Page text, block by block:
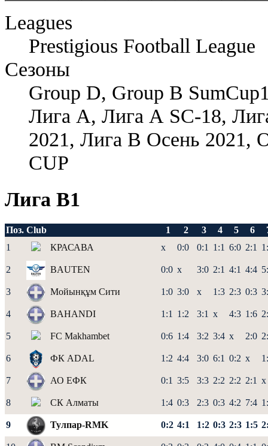
Leagues
Prestigious Football League
Сезоны
Group D, Group B
Лига А, Лига А SC-18,
2021, Лига В Осень 2021,
CUP
Лига В1
Поз. Club 1 2 3 4 5 6
1
КРАСАВА x 0:0 0:1 1:1 6:0 2:1
2 BAUTEN 0:0 x 3:0 2:1 4:1 4:4
3 Мойынқұм Сити 1:0 3:0 x 1:3 2:3 0:3
4 BAHANDI 1:1 1:2 3:1 x 4:3 1:6
5 FC Makhambet 0:6 1:4 3:2 3:4 x 2:0
6 ФК ADAL 1:2 4:4 3:0 6:1 0:2 x
7 АО ЕФК 0:1 3:5 3:3 2:2 2:2 2:1 x
8 СК Алматы 1:4 0:3 2:3 0:3 4:2 7:4
9 Тулпар-RMK 0:2 4:1 1:2 0:3 2:3 1:5